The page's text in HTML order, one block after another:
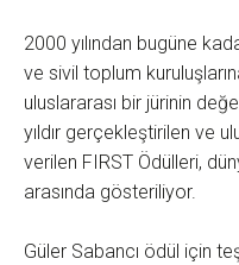
2000 yılından bugüne
ve sivil toplum
uluslararası bir jürinin
yıldır gerçekleştirilen ve
verilen FIRST Ödülleri,
arasında gösteriliyor.
Güler Sabancı ödül için